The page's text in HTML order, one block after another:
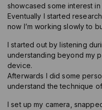
showcased some interest in
Eventually I started
now I’m working slowly to
I started out by listening
understanding beyond my
device.
Afterwards I did some
understand the technique
I set up my camera,